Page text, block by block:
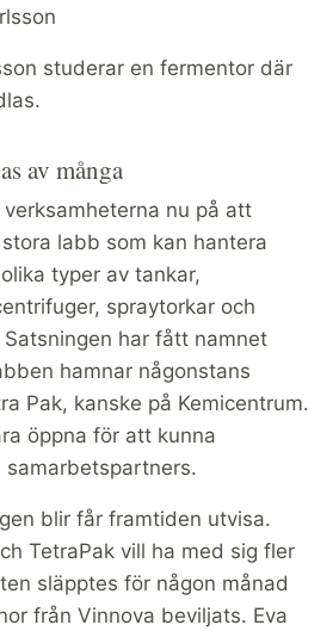
studerar en fermentor där
av många
nu på att
labb som kan hantera
typer av tankar,
spraytorkar och
har fått namnet
hamnar någonstans
Pak, kanske på Kemicentrum.
öppna för att kunna
samarbetspartners.
blir får framtiden utvisa.
TetraPak vill ha med sig fler
släpptes för någon månad
från Vinnova beviljats. Eva